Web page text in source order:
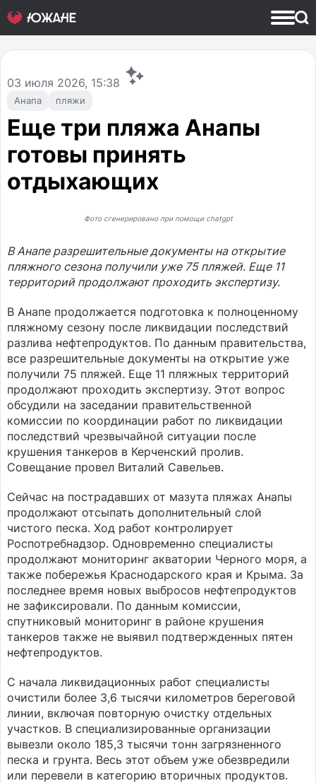
Анапа пляжи
03 июля 2026, 15:38
Еще три пляжа Анапы
готовы принять
отдыхающих
Фото сгенерировано при помощи chatgpt
В Анапе разрешительные документы на открытие
пляжного сезона получили уже 75 пляжей. Еще 11
территорий продолжают проходить экспертизу.
В Анапе продолжается подготовка к полноценному
пляжному сезону после ликвидации последствий
разлива нефтепродуктов. По данным правительства,
все разрешительные документы на открытие уже
получили 75 пляжей. Еще 11 пляжных территорий
продолжают проходить экспертизу. Этот вопрос
обсудили на заседании правительственной
комиссии по координации работ по ликвидации
последствий чрезвычайной ситуации после
крушения танкеров в Керченский пролив.
Совещание провел Виталий Савельев.
Сейчас на пострадавших от мазута пляжах Анапы
продолжают отсыпать дополнительный слой
чистого песка. Ход работ контролирует
Роспотребнадзор. Одновременно специалисты
продолжают мониторинг акватории Черного моря, а
также побережья Краснодарского края и Крыма. За
последнее время новых выбросов нефтепродуктов
не зафиксировали. По данным комиссии,
спутниковый мониторинг в районе крушения
танкеров также не выявил подтвержденных пятен
нефтепродуктов.
С начала ликвидационных работ специалисты
очистили более 3,6 тысячи километров береговой
линии, включая повторную очистку отдельных
участков. В специализированные организации
вывезли около 185,3 тысячи тонн загрязненного
песка и грунта. Весь этот объем уже обезвредили
или перевели в категорию вторичных продуктов.